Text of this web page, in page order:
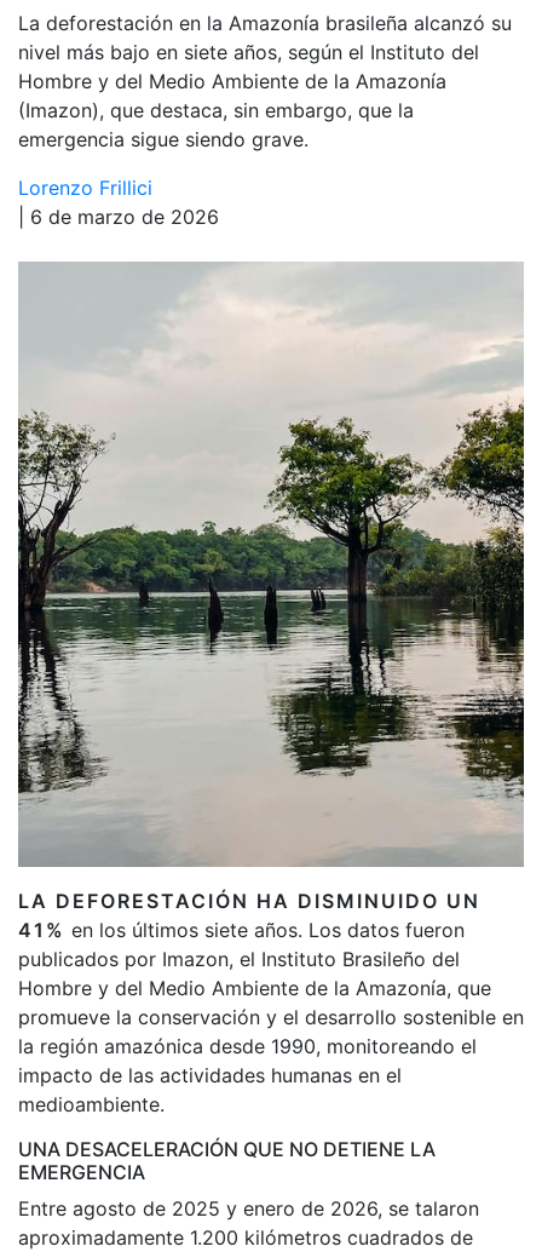
La deforestación en la Amazonía brasileña alcanzó su
nivel más bajo en siete años, según el Instituto del
Hombre y del Medio Ambiente de la Amazonía
(Imazon), que destaca, sin embargo, que la
emergencia sigue siendo grave.
Lorenzo Frillici
| 6 de marzo de 2026
LA DEFORESTACIÓN HA DISMINUIDO UN
41% en los últimos siete años. Los datos fueron
publicados por Imazon, el Instituto Brasileño del
Hombre y del Medio Ambiente de la Amazonía, que
promueve la conservación y el desarrollo sostenible en
la región amazónica desde 1990, monitoreando el
impacto de las actividades humanas en el
medioambiente.
UNA DESACELERACIÓN QUE NO DETIENE LA
EMERGENCIA
Entre agosto de 2025 y enero de 2026, se talaron
aproximadamente 1.200 kilómetros cuadrados de